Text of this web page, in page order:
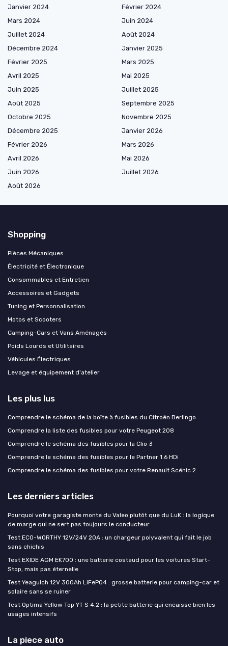
Janvier 2024
Février 2024
Mars 2024
Juin 2024
Juillet 2024
Août 2024
Décembre 2024
Janvier 2025
Février 2025
Mars 2025
Avril 2025
Mai 2025
Juin 2025
Juillet 2025
Août 2025
Septembre 2025
Octobre 2025
Novembre 2025
Décembre 2025
Janvier 2026
Février 2026
Mars 2026
Avril 2026
Mai 2026
Juin 2026
Juillet 2026
Août 2026
Shopping
Pièces Mécaniques
Électricité et Électronique
Consommables et Entretien
Accessoires et Gadgets
Tuning et Personnalisation
Motos et Scooters
Camping-Cars et Vans Aménagés
Poids Lourds et Utilitaires
Véhicules Électriques
Levage et équipement d'atelier
Les plus lus
Comprendre le schéma de la boîte à fusibles du Citroën Berlingo
Comprendre la liste des fusibles pour votre Peugeot 208
Comprendre le schéma des fusibles pour la Clio 3
Comprendre le schéma des fusibles pour le Partner 1.6 HDi
Comprendre le schéma des fusibles pour votre Renault Scénic 2
Les derniers articles
Pourquoi votre garagiste monte du Valeo plutôt que du LuK : la logique
de marge qui ne sert pas toujours le conducteur
Test ECO-WORTHY 12V/24V 20A : un chargeur polyvalent qui fait le job
sans chichis
Test EXIDE AGM EK700 : une batterie costaud pour les voitures Start-
Stop, mais pas éternelle
Test Yeagulch 12V 300Ah LiFePO4 : grosse batterie pour camping-car et
solaire sans se ruiner
Test Optima Yellow Top YT S 4.2 : la petite batterie qui encaisse bien les
usages intensifs
La piece auto